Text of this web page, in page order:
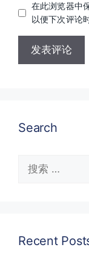
址 在此浏览器中
以便下次评论
Search
索：
Recent